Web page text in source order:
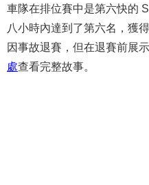
車隊在排位賽中是第六快的
八小時內達到了第六名，獲
因事故退賽，但在退賽前展
處查看完整故事。